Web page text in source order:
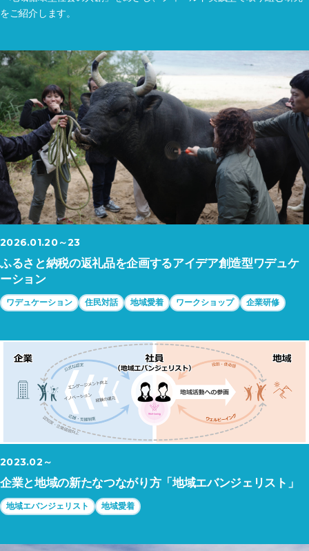
をご紹介します。
2026.01.20～23
ふるさと納税の返礼品を企画するアイデア創造型ワデュケ
ーション
ワデュケーション 住民対話 地域愛着 ワークショップ 企業研修
2023.02～
企業と地域の新たなつながり方「地域エバンジェリスト」
地域エバンジェリスト 地域愛着